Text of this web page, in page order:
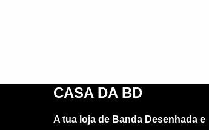
CASA DA BD
A tua loja de Banda Desenhada e